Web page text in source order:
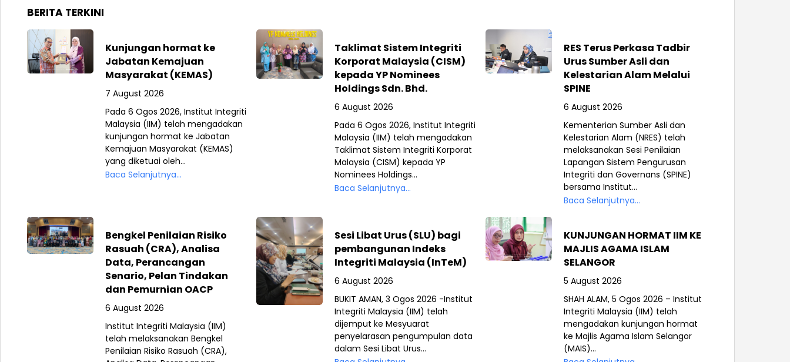
BERITA TERKINI
Kunjungan hormat ke
Jabatan Kemajuan
Masyarakat (KEMAS)
7 August 2026
Pada 6 Ogos 2026, Institut Integriti
Malaysia (IIM) telah mengadakan
kunjungan hormat ke Jabatan
Kemajuan Masyarakat (KEMAS)
yang diketuai oleh...
Baca Selanjutnya...
Taklimat Sistem Integriti
Korporat Malaysia (CISM)
kepada YP Nominees
Holdings Sdn. Bhd.
6 August 2026
Pada 6 Ogos 2026, Institut Integriti
Malaysia (IIM) telah mengadakan
Taklimat Sistem Integriti Korporat
Malaysia (CISM) kepada YP
Nominees Holdings...
Baca Selanjutnya...
RES Terus Perkasa Tadbir
Urus Sumber Asli dan
Kelestarian Alam Melalui
SPINE
6 August 2026
Kementerian Sumber Asli dan
Kelestarian Alam (NRES) telah
melaksanakan Sesi Penilaian
Lapangan Sistem Pengurusan
Integriti dan Governans (SPINE)
bersama Institut...
Baca Selanjutnya...
Bengkel Penilaian Risiko
Rasuah (CRA), Analisa
Data, Perancangan
Senario, Pelan Tindakan
dan Pemurnian OACP
6 August 2026
Institut Integriti Malaysia (IIM)
telah melaksanakan Bengkel
Penilaian Risiko Rasuah (CRA),
Sesi Libat Urus (SLU) bagi
pembangunan Indeks
Integriti Malaysia (InTeM)
6 August 2026
BUKIT AMAN, 3 Ogos 2026 -Institut
Integriti Malaysia (IIM) telah
dijemput ke Mesyuarat
penyelarasan pengumpulan data
dalam Sesi Libat Urus...
KUNJUNGAN HORMAT IIM KE
MAJLIS AGAMA ISLAM
SELANGOR
5 August 2026
SHAH ALAM, 5 Ogos 2026 – Institut
Integriti Malaysia (IIM) telah
mengadakan kunjungan hormat
ke Majlis Agama Islam Selangor
(MAIS)...